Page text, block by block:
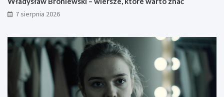
7 sierpnia 2026